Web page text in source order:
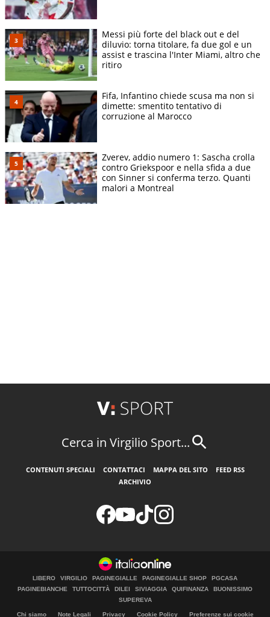
Messi più forte del black out e del
diluvio: torna titolare, fa due gol e un
assist e trascina l'Inter Miami, altro che
ritiro
Fifa, Infantino chiede scusa ma non si
dimette: smentito tentativo di
corruzione al Marocco
Zverev, addio numero 1: Sascha crolla
contro Griekspoor e nella sfida a due
con Sinner si conferma terzo. Quanti
malori a Montreal
Cerca in Virgilio Sport...
CONTENUTI SPECIALI CONTATTACI MAPPA DEL SITO
FEED RSS
ARCHIVIO
LIBERO VIRGILIO PAGINEGIALLE PAGINEGIALLE SHOP
PGCASA
PAGINEBIANCHE
TUTTOCITTÀ DILEI SIVIAGGIA QUIFINANZA
BUONISSIMO
SUPEREVA
Chi siamo Note Legali Privacy Cookie Policy Preferenze sui cookie